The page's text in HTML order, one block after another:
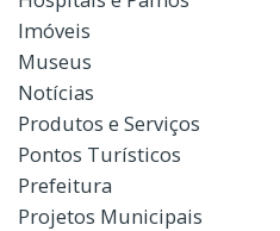
Imóveis
Museus
Notícias
Produtos e Serviços
Pontos Turísticos
Prefeitura
Projetos Municipais